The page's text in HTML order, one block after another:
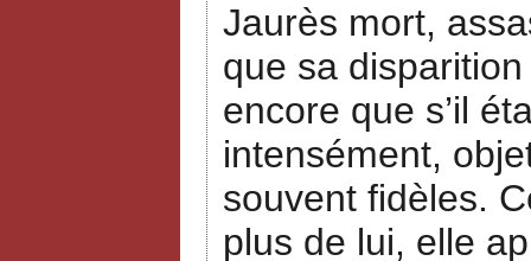
Jaurès mort,
que sa
encore que s’il
intensément,
souvent fidèles.
plus de lui, elle